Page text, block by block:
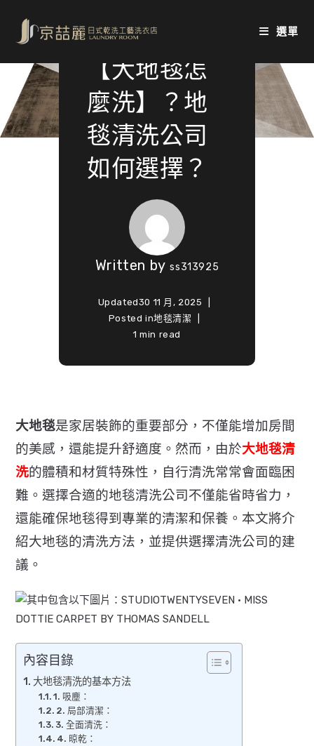
content
選單
【大地毯怎
麼洗】？地
毯清洗公司
如何選擇？
Written byss313925
Updated30 11 月, 2025
Posted in地毯清潔
1 min read
大地毯是家居裝飾的重要部分，不僅能增加房間
的美感，還能提升舒適度。然而，由於大地毯清
洗的體積和材質特殊性，自行清洗常常會面臨困
難。選擇合適的地毯清洗公司不僅能省時省力，
還能確保地毯得到專業的清潔和保養。本文將介
紹大地毯的清洗方法，並提供選擇清洗公司的建
議。
內容目錄
大地毯清洗的基本方法
1. 吸塵：
2. 局部清潔：
3. 全面清洗：
4. 晾乾：